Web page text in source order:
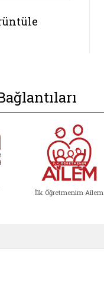
İlk Öğretmenim Ailem